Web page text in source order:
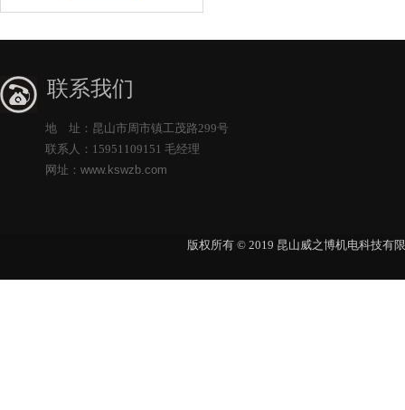
联系我们
地 址：昆山市周市镇工茂路299号
联系人：15951109151 毛经理
网址： www.kswzb.com
版权所有 © 2019 昆山威之博机电科技